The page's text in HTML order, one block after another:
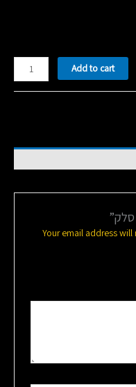
סלק
quantity
Add to cart
Your email address